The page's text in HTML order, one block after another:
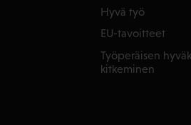
Hyvä työ
EU-tavoitteet
Työperäisen
kitkeminen